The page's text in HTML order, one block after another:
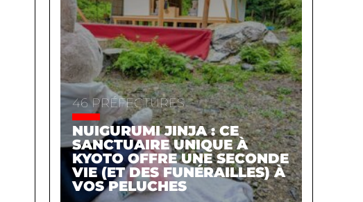
46 PRÉFECTURES
NUIGURUMI JINJA : CE
SANCTUAIRE UNIQUE À
KYOTO OFFRE UNE SECONDE
VIE (ET DES FUNÉRAILLES) À
VOS PELUCHES